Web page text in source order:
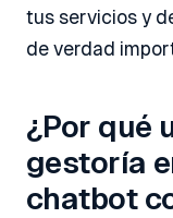
tus servicios y
de verdad
¿Por qué
gestoría
chatbot